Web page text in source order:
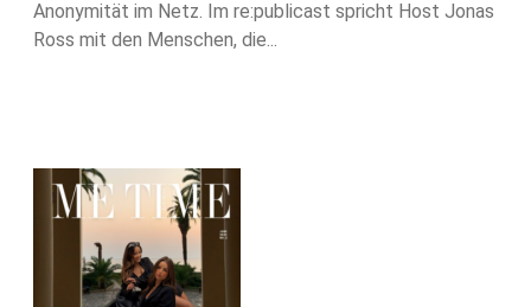
Anonymität im Netz. Im re:publicast spricht Host Jonas
Ross mit den Menschen, die...